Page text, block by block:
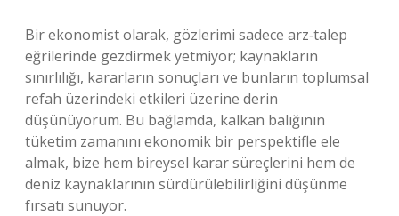
Bir ekonomist olarak, gözlerimi sadece arz‑talep
eğrilerinde gezdirmek yetmiyor; kaynakların
sınırlılığı, kararların sonuçları ve bunların toplumsal
refah üzerindeki etkileri üzerine derin
düşünüyorum. Bu bağlamda, kalkan balığının
tüketim zamanını ekonomik bir perspektifle ele
almak, bize hem bireysel karar süreçlerini hem de
deniz kaynaklarının sürdürülebilirliğini düşünme
fırsatı sunuyor.